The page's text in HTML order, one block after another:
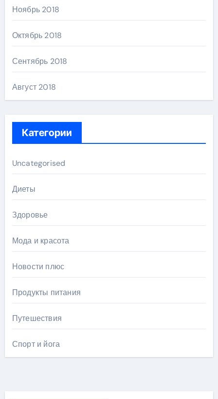
Ноябрь 2018
Октябрь 2018
Сентябрь 2018
Август 2018
Категории
Uncategorised
Диеты
Здоровье
Мода и красота
Новости плюс
Продукты питания
Путешествия
Спорт и йога